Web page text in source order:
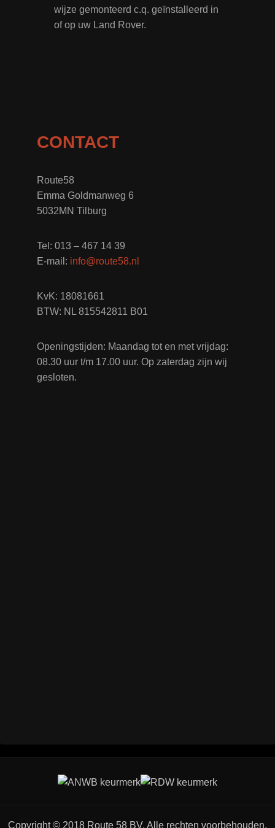
wijze gemonteerd c.q. geïnstalleerd in
of op uw Land Rover.
CONTACT
Route58
Emma Goldmanweg 6
5032MN Tilburg
Tel: 013 – 467 14 39
E-mail: info@route58.nl
KvK: 18081661
BTW: NL 815542811 B01
Openingstijden: Maandag tot en met vrijdag:
08.30 uur t/m 17.00 uur. Op zaterdag zijn wij
gesloten.
Copyright © 2018 Route 58 BV. Alle rechten voorbehouden.